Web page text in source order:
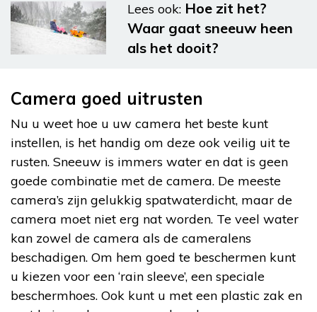
Lees ook: Hoe zit het?
Waar gaat sneeuw heen
als het dooit?
Camera goed uitrusten
Nu u weet hoe u uw camera het beste kunt
instellen, is het handig om deze ook veilig uit te
rusten. Sneeuw is immers water en dat is geen
goede combinatie met de camera. De meeste
camera’s zijn gelukkig spatwaterdicht, maar de
camera moet niet erg nat worden. Te veel water
kan zowel de camera als de cameralens
beschadigen. Om hem goed te beschermen kunt
u kiezen voor een ‘rain sleeve’, een speciale
beschermhoes. Ook kunt u met een plastic zak en